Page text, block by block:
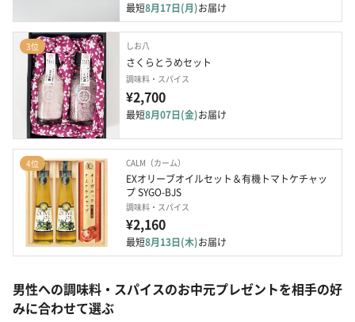
最短8月17日(月)お届け
3位 しお八
さくらとうめセット
調味料・スパイス
¥2,700
最短8月07日(金)お届け
4位 CALM（カーム）
EXオリーブオイルセット＆有機トマトケチャッ
プ SYGO-BJS
調味料・スパイス
¥2,160
最短8月13日(木)お届け
男性への調味料・スパイスのお中元プレゼントを相手の好
みに合わせて選ぶ